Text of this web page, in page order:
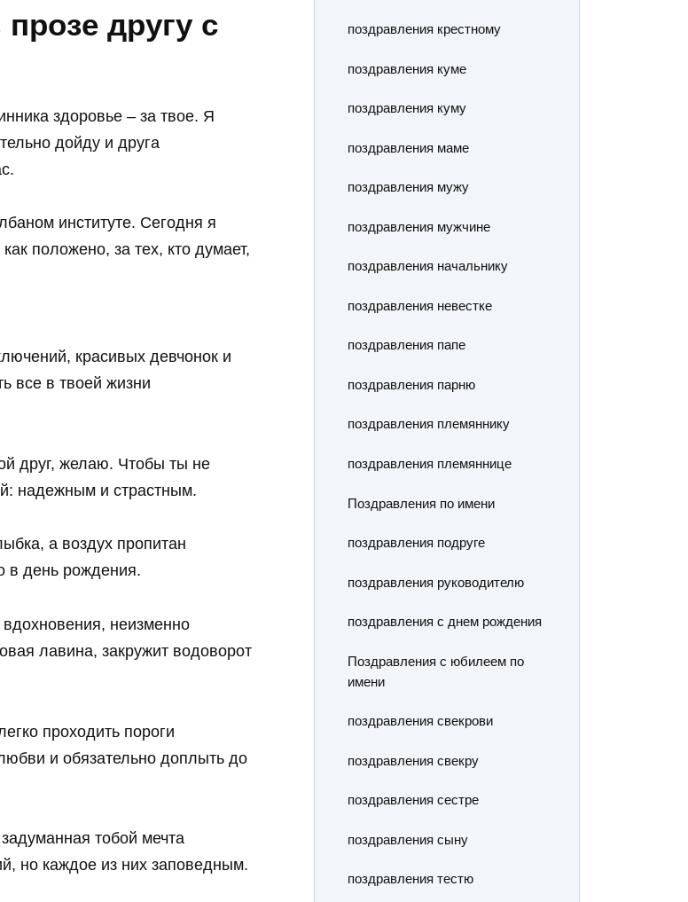
другу с
здоровье – за твое. Я
дойду и друга
институте. Сегодня я
положено, за тех, кто думает,
красивых девчонок и
все в твоей жизни
друг, желаю. Чтобы ты не
надежным и страстным.
а воздух пропитан
в день рождения.
вдохновения, неизменно
лавина, закружит водоворот
проходить пороги
и обязательно доплыть до
тобой мечта
но каждое из них заповедным.
поздравления крестному
поздравления куме
поздравления куму
поздравления маме
поздравления мужу
поздравления мужчине
поздравления начальнику
поздравления невестке
поздравления папе
поздравления парню
поздравления племяннику
поздравления племяннице
Поздравления по имени
поздравления подруге
поздравления руководителю
поздравления с днем рождения
Поздравления с юбилеем по
имени
поздравления свекрови
поздравления свекру
поздравления сестре
поздравления сыну
поздравления тестю